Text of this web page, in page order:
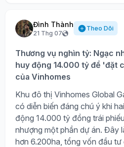
Đình Thành
21 Thg 07
Theo Dõi
Thương vụ nghìn tỷ: Ngạc
huy động 14.000 tỷ để 'đặt
của Vinhomes
Khu đô thị Vinhomes Global
có diễn biến đáng chú ý khi
động 14.000 tỷ đồng trái
nhượng một phần dự án. Đây
hơn 6.200ha, tổng vốn đầu tư